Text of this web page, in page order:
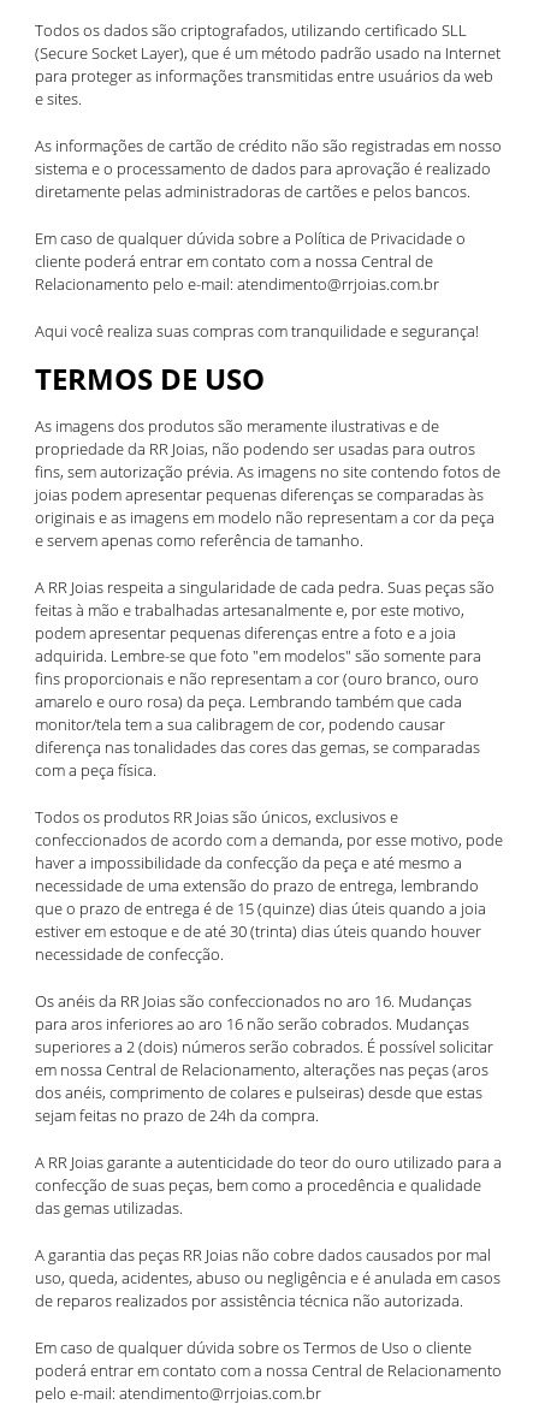
Todos os dados são criptografados, utilizando certificado SLL
(Secure Socket Layer), que é um método padrão usado na Internet
para proteger as informações transmitidas entre usuários da web
e sites.
As informações de cartão de crédito não são registradas em nosso
sistema e o processamento de dados para aprovação é realizado
diretamente pelas administradoras de cartões e pelos bancos.
Em caso de qualquer dúvida sobre a Política de Privacidade o
cliente poderá entrar em contato com a nossa Central de
Relacionamento pelo e-mail: atendimento@rrjoias.com.br
Aqui você realiza suas compras com tranquilidade e segurança!
TERMOS DE USO
As imagens dos produtos são meramente ilustrativas e de
propriedade da RR Joias, não podendo ser usadas para outros
fins, sem autorização prévia. As imagens no site contendo fotos de
joias podem apresentar pequenas diferenças se comparadas às
originais e as imagens em modelo não representam a cor da peça
e servem apenas como referência de tamanho.
A RR Joias respeita a singularidade de cada pedra. Suas peças são
feitas à mão e trabalhadas artesanalmente e, por este motivo,
podem apresentar pequenas diferenças entre a foto e a joia
adquirida. Lembre-se que foto "em modelos" são somente para
fins proporcionais e não representam a cor (ouro branco, ouro
amarelo e ouro rosa) da peça. Lembrando também que cada
monitor/tela tem a sua calibragem de cor, podendo causar
diferença nas tonalidades das cores das gemas, se comparadas
com a peça física.
Todos os produtos RR Joias são únicos, exclusivos e
confeccionados de acordo com a demanda, por esse motivo, pode
haver a impossibilidade da confecção da peça e até mesmo a
necessidade de uma extensão do prazo de entrega, lembrando
que o prazo de entrega é de 15 (quinze) dias úteis quando a joia
estiver em estoque e de até 30 (trinta) dias úteis quando houver
necessidade de confecção.
Os anéis da RR Joias são confeccionados no aro 16. Mudanças
para aros inferiores ao aro 16 não serão cobrados. Mudanças
superiores a 2 (dois) números serão cobrados. É possível solicitar
em nossa Central de Relacionamento, alterações nas peças (aros
dos anéis, comprimento de colares e pulseiras) desde que estas
sejam feitas no prazo de 24h da compra.
A RR Joias garante a autenticidade do teor do ouro utilizado para a
confecção de suas peças, bem como a procedência e qualidade
das gemas utilizadas.
A garantia das peças RR Joias não cobre dados causados por mal
uso, queda, acidentes, abuso ou negligência e é anulada em casos
de reparos realizados por assistência técnica não autorizada.
Em caso de qualquer dúvida sobre os Termos de Uso o cliente
poderá entrar em contato com a nossa Central de Relacionamento
pelo e-mail: atendimento@rrjoias.com.br